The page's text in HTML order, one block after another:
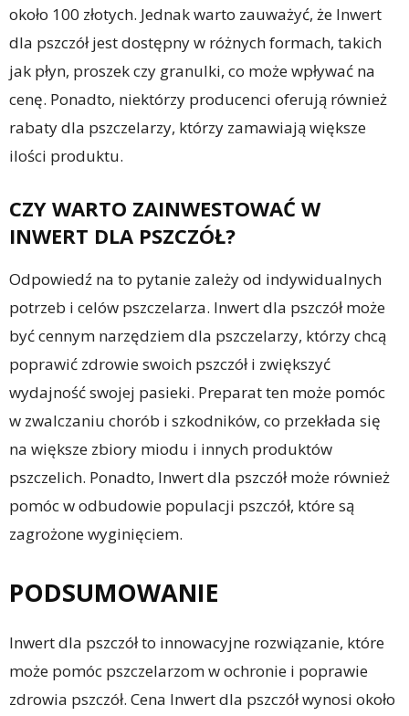
około 100 złotych. Jednak warto zauważyć, że Inwert
dla pszczół jest dostępny w różnych formach, takich
jak płyn, proszek czy granulki, co może wpływać na
cenę. Ponadto, niektórzy producenci oferują również
rabaty dla pszczelarzy, którzy zamawiają większe
ilości produktu.
CZY WARTO ZAINWESTOWAĆ W
INWERT DLA PSZCZÓŁ?
Odpowiedź na to pytanie zależy od indywidualnych
potrzeb i celów pszczelarza. Inwert dla pszczół może
być cennym narzędziem dla pszczelarzy, którzy chcą
poprawić zdrowie swoich pszczół i zwiększyć
wydajność swojej pasieki. Preparat ten może pomóc
w zwalczaniu chorób i szkodników, co przekłada się
na większe zbiory miodu i innych produktów
pszczelich. Ponadto, Inwert dla pszczół może również
pomóc w odbudowie populacji pszczół, które są
zagrożone wyginięciem.
PODSUMOWANIE
Inwert dla pszczół to innowacyjne rozwiązanie, które
może pomóc pszczelarzom w ochronie i poprawie
zdrowia pszczół. Cena Inwert dla pszczół wynosi około